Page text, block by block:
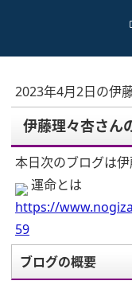
2023年4月2日の伊
伊藤理々杏さん
本日次のブログは伊
運命とは
https://
59
ブログの概要